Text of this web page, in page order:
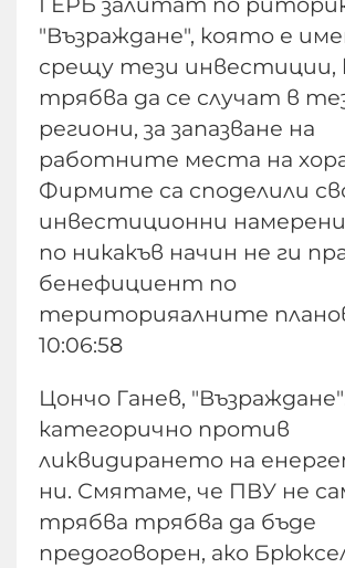
"Възраждане", която е
срещу тези инвестиции,
трябва да се случат в
региони, за запазване на
работните места на
Фирмите са споделили
инвестиционни
по никакъв начин не ги
бенефициент по
територияалните
10:06:58
Цончо Ганев,
категорично против
ликвидирането на
ни. Смятаме, че ПВУ не
трябва трябва да бъде
предоговорен, ако